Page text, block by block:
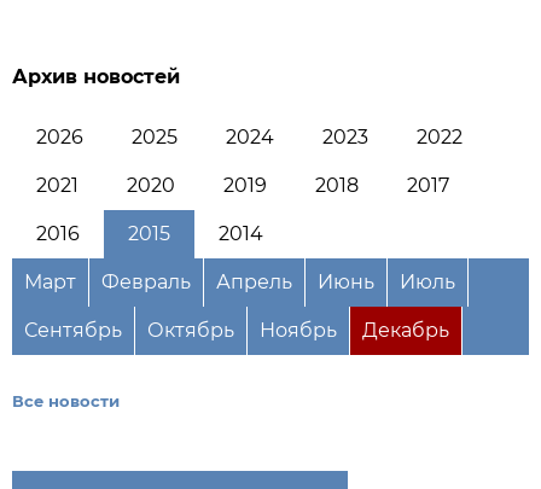
Архив новостей
2026 2025 2024 2023 2022
2021 2020 2019 2018 2017
2016 2015 2014
Март Февраль Апрель Июнь Июль
Сентябрь Октябрь Ноябрь Декабрь
Все новости